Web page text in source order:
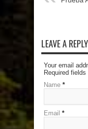
LEAVE A REPLY
Your email
Required
Name *
Email *